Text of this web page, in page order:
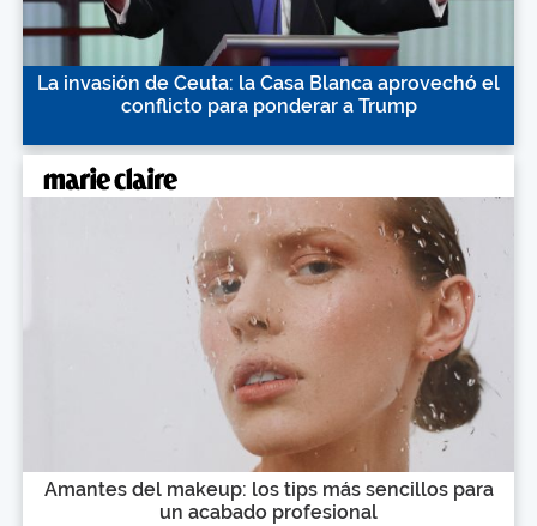
La invasión de Ceuta: la Casa Blanca aprovechó el
conflicto para ponderar a Trump
Amantes del makeup: los tips más sencillos para
un acabado profesional